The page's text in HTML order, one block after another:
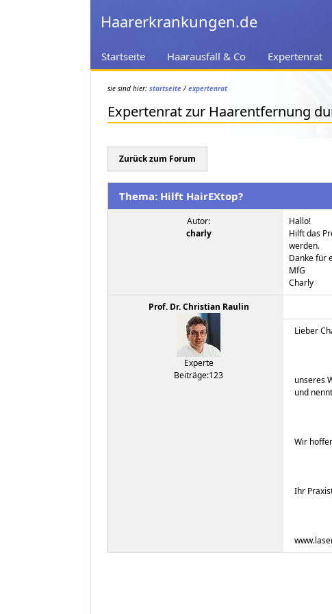
Haarerkrankungen.de
Startseite Haarausfall & Co Expertenrat
sie sind hier: startseite/expertenrat
Expertenrat zur Haarentfernung
Zurück zum Forum
Thema: Hilft HairEXtop?
Autor:
charly
Hallo!
Hilft das
werden.
Danke für
MfG
Charly
Prof. Dr. Christian Raulin
Experte
Beiträge:123
Lieber
unseres
und
Wir
Ihr